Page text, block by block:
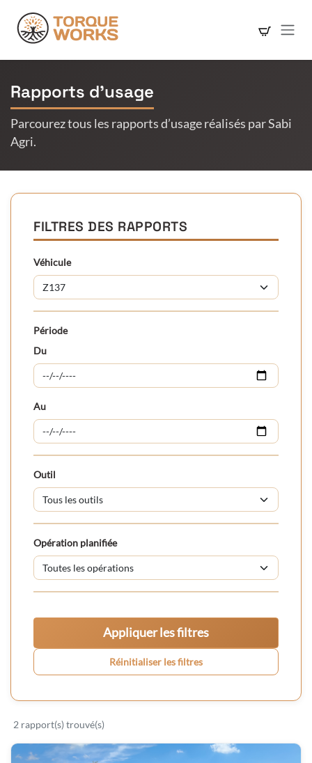
Rapports d’usage
Parcourez tous les rapports d’usage réalisés par Sabi
Agri.
FILTRES DES RAPPORTS
Véhicule
Période
Du
Au
Outil
Opération planifiée
Appliquer les filtres
Réinitialiser les filtres
2 rapport(s) trouvé(s)